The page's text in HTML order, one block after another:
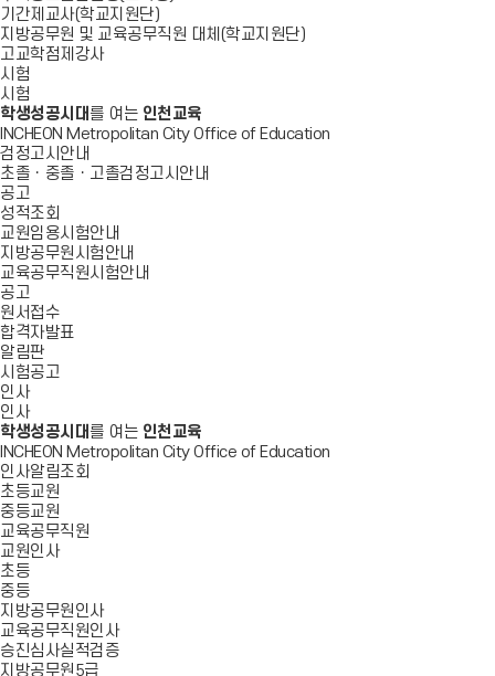
기간제교사(학교지원단)
지방공무원 및 교육공무직원 대체(학교지원단)
고교학점제강사
시험
시험
학생성공시대 를 여는 인천교육
INCHEON Metropolitan City Office of Education
검정고시안내
초졸ㆍ중졸ㆍ고졸검정고시안내
공고
성적조회
교원임용시험안내
지방공무원시험안내
교육공무직원시험안내
공고
원서접수
합격자발표
알림판
시험공고
인사
인사
학생성공시대 를 여는 인천교육
INCHEON Metropolitan City Office of Education
인사알림조회
초등교원
중등교원
교육공무직원
교원인사
초등
중등
지방공무원인사
교육공무직원인사
승진심사실적검증
지방공무원5급